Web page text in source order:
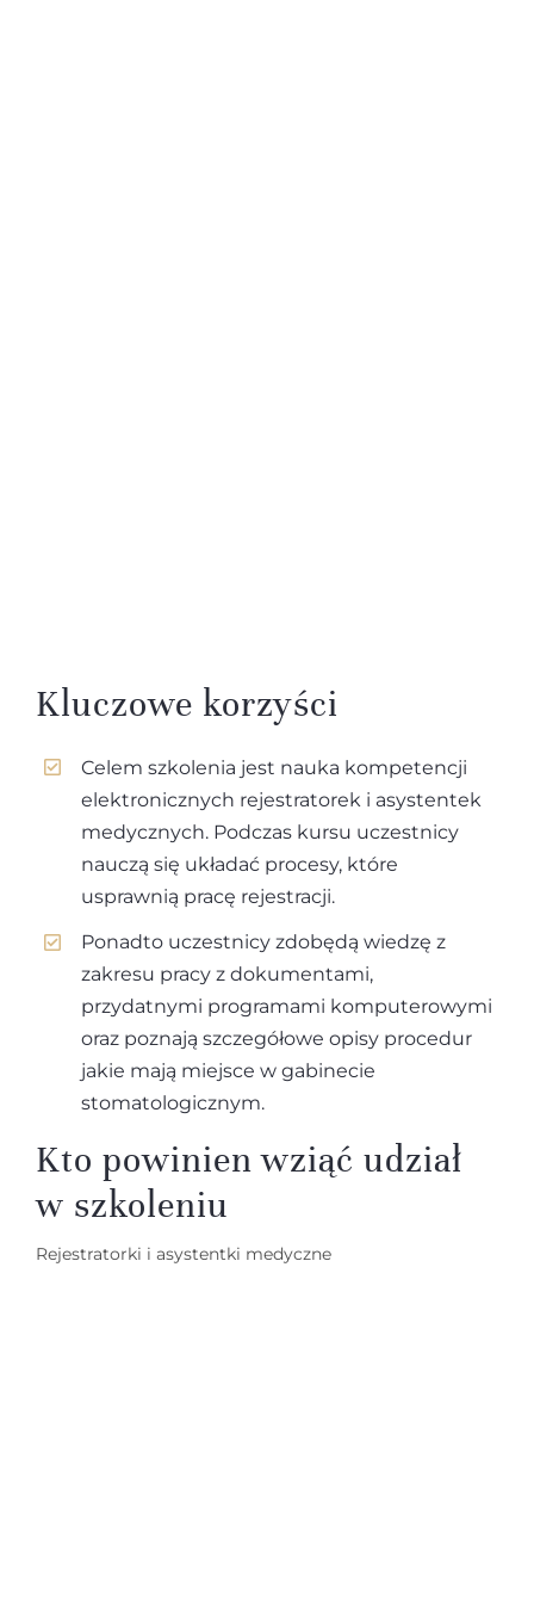
Kluczowe korzyści
Celem szkolenia jest nauka kompetencji
elektronicznych rejestratorek i asystentek
medycznych. Podczas kursu uczestnicy
nauczą się układać procesy, które
usprawnią pracę rejestracji.
Ponadto uczestnicy zdobędą wiedzę z
zakresu pracy z dokumentami,
przydatnymi programami komputerowymi
oraz poznają szczegółowe opisy procedur
jakie mają miejsce w gabinecie
stomatologicznym.
Kto powinien wziąć udział
w szkoleniu
Rejestratorki i asystentki medyczne